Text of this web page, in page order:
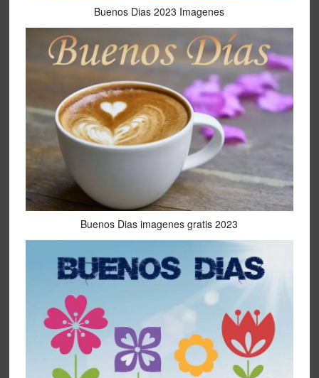
Buenos Dias 2023 Imagenes
Buenos Dias imagenes gratis 2023